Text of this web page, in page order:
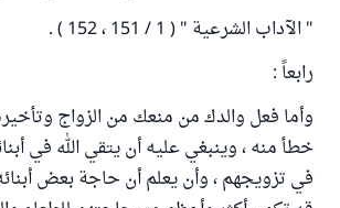
" الآداب الشرعية " ( 1 / 151 ، 152 ) .
رابعاً :
وأما فعل والدك من منعك من الزواج
خطأ منه ، وينبغي عليه أن يتقي الله في
في تزويجهم ، وأن يعلم أن حاجة بعض